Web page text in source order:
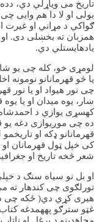
تاریخ می ویاړلي دي،
بولی او لا دا هم وایی چی
ګواکي د مړاني او غیرت
همزبان ته بخښلی دی. او
یادهایستلي دي.
لومړی خو، کله چی یو
یا څو قهرمانانو نومونه
چی نور هیواد او یا نور
ښار، یوه میدان او یا
کهسړی یوازي د احمدشاه
ده چی موږیوازی دغه یو
قهرمانانو ډکه او
کی خپل ټول قهرمانان او
شعر څخه تاریخ او
او بل نو سیاه سنګ د
تورلګوی چی کندهار ته
هیری کړي دي( ځکه چی
غټو سترګو پههمدغه